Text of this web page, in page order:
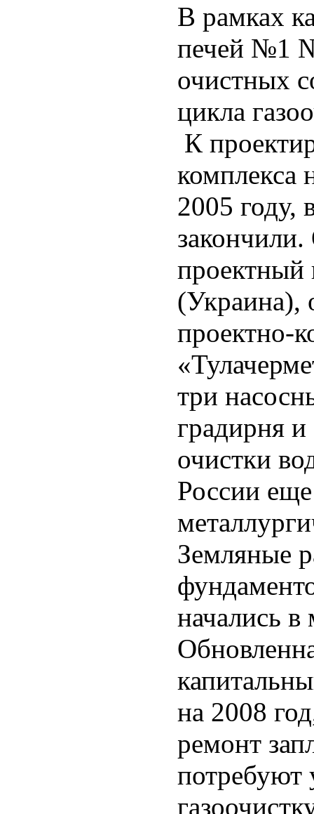
В рамках
печей №1
очистных
цикла
К
комплекса
2005 году,
проектный
(Украина),
проектно-
три
градирня
очистки
России
Земляные
начались
на 2008
ремонт
потребуют